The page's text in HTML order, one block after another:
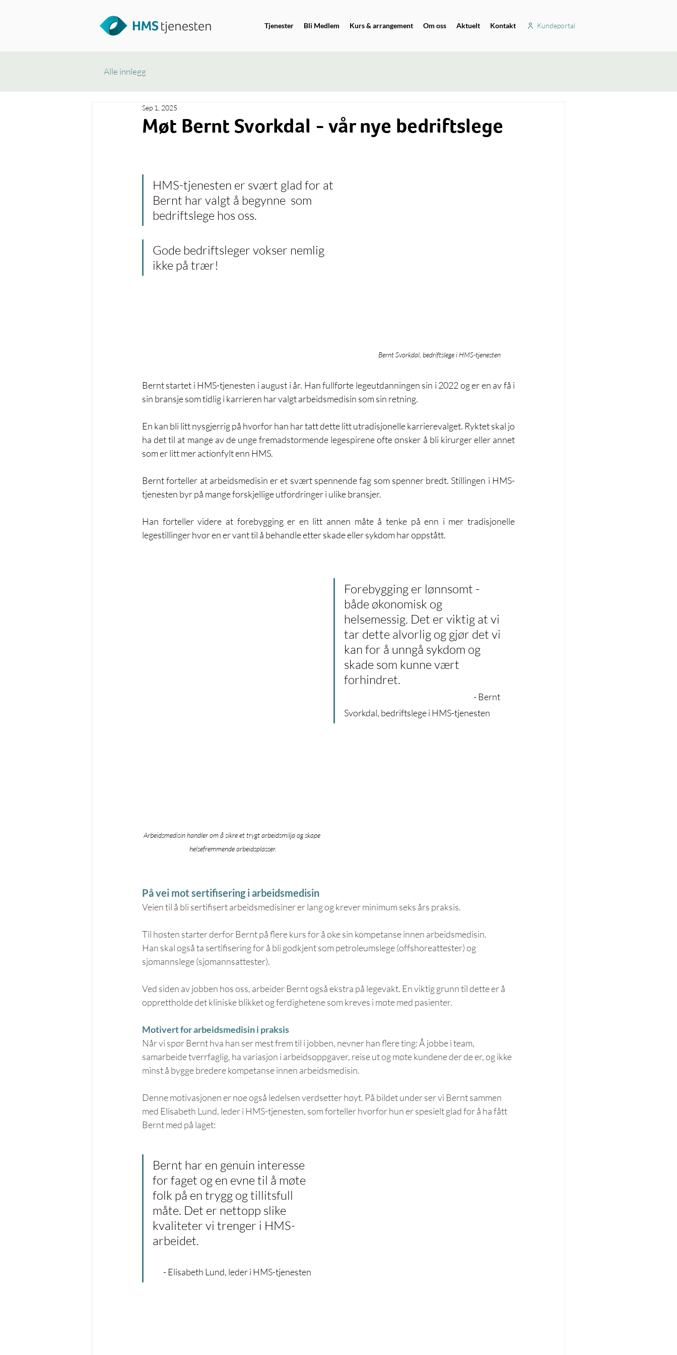
Tjenester Bli Medlem Kurs & arrangement Om oss Aktuelt Kontakt Kundeportal
Alle innlegg
Møt Bernt Svorkdal - vår nye bedriftslege
Sep 1, 2025
HMS-tjenesten er svært glad for at
Bernt har valgt å begynne  som
bedriftslege hos oss.
Gode bedriftsleger vokser nemlig
ikke på trær!
Bernt Svorkdal, bedriftslege i HMS-tjenesten
Bernt startet i HMS-tjenesten i august i år. Han fullførte legeutdanningen sin i 2022 og er en av få i
sin bransje som tidlig i karrieren har valgt arbeidsmedisin som sin retning.
En kan bli litt nysgjerrig på hvorfor han har tatt dette litt utradisjonelle karrierevalget. Ryktet skal jo
ha det til at mange av de unge fremadstormende legespirene ofte ønsker å bli kirurger eller annet
som er litt mer actionfylt enn HMS.
Bernt forteller at arbeidsmedisin er et svært spennende fag som spenner bredt. Stillingen i HMS-
tjenesten byr på mange forskjellige utfordringer i ulike bransjer.
Han forteller videre at forebygging er en litt annen måte å tenke på enn i mer tradisjonelle
legestillinger hvor en er vant til å behandle etter skade eller sykdom har oppstått.
Arbeidsmedisin handler om å sikre et trygt arbeidsmiljø og skape
helsefremmende arbeidsplasser.
Forebygging er lønnsomt -
både økonomisk og
helsemessig. Det er viktig at vi
tar dette alvorlig og gjør det vi
kan for å unngå sykdom og
skade som kunne vært
forhindret.
Svorkdal, bedriftslege i HMS-tjenesten
På vei mot sertifisering i arbeidsmedisin
Veien til å bli sertifisert arbeidsmedisiner er lang og krever minimum seks års praksis.
Til høsten starter derfor Bernt på flere kurs for å øke sin kompetanse innen arbeidsmedisin.
Han skal også ta sertifisering for å bli godkjent som petroleumslege (offshoreattester) og
sjømannslege (sjømannsattester).
Ved siden av jobben hos oss, arbeider Bernt også ekstra på legevakt. En viktig grunn til dette er å
opprettholde det kliniske blikket og ferdighetene som kreves i møte med pasienter.
Motivert for arbeidsmedisin i praksis
Når vi spør Bernt hva han ser mest frem til i jobben, nevner han flere ting: Å jobbe i team,
samarbeide tverrfaglig, ha variasjon i arbeidsoppgaver, reise ut og møte kundene der de er, og ikke
minst å bygge bredere kompetanse innen arbeidsmedisin.
Denne motivasjonen er noe også ledelsen verdsetter høyt. På bildet under ser vi Bernt sammen
med Elisabeth Lund, leder i HMS-tjenesten, som forteller hvorfor hun er spesielt glad for å ha fått
Bernt med på laget:
Bernt har en genuin interesse
for faget og en evne til å møte
folk på en trygg og tillitsfull
måte. Det er nettopp slike
kvaliteter vi trenger i HMS-
arbeidet.
  - Elisabeth Lund, leder i HMS-tjenesten